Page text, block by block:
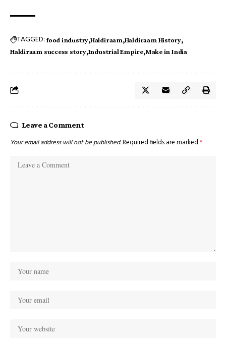
TAGGED: food industry Haldiraam Haldiraam History
Haldiraam success story Industrial Empire Make in India
Leave a Comment
Your email address will not be published.Required fields are marked *